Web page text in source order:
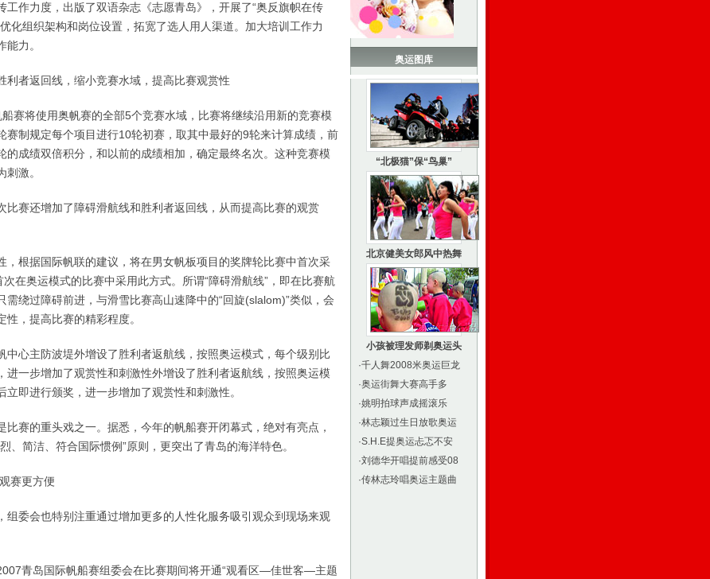
工作力度，出版了双语杂志《志愿青岛》，开展了“奥反旗帜在传
化组织架构和岗位设置，拓宽了选人用人渠道。加大培训工作力
力。
者返回线，缩小竞赛水域，提高比赛观赏性
使用奥帆赛的全部5个竞赛水域，比赛将继续沿用新的竞赛模
赛制规定每个项目进行10轮初赛，取其中最好的9轮来计算成绩，前
的成绩双倍积分，和以前的成绩相加，确定最终名次。这种竞赛模
激。
还增加了障碍滑航线和胜利者返回线，从而提高比赛的观赏
根据国际帆联的建议，将在男女帆板项目的奖牌轮比赛中首次采
次在奥运模式的比赛中采用此方式。所谓“障碍滑航线”，即在比赛航
需绕过障碍前进，与滑雪比赛高山速降中的“回旋(slalom)”类似，会
，提高比赛的精彩程度。
心主防波堤外增设了胜利者返航线，按照奥运模式，每个级别比
进一步增加了观赏性和刺激性外增设了胜利者返航线，按照奥运模
立即进行颁奖，进一步增加了观赏性和刺激性。
赛的重头戏之一。据悉，今年的帆船赛开闭幕式，绝对有亮点，
、简洁、符合国际惯例”原则，更突出了青岛的海洋特色。
赛更方便
委会也特别注重通过增加更多的人性化服务吸引观众到现场来观
青岛国际帆船赛组委会在比赛期间将开通“观看区—佳世客—主题
奥运图库
“北极猫”保“鸟巢”
北京健美女郎风中热舞
小孩被理发师剃奥运头
·千人舞2008米奥运巨龙
·奥运街舞大赛高手多
·姚明拍球声成摇滚乐
·林志颖过生日放歌奥运
·S.H.E提奥运忐忑不安
·刘德华开唱提前感受08
·传林志玲唱奥运主题曲